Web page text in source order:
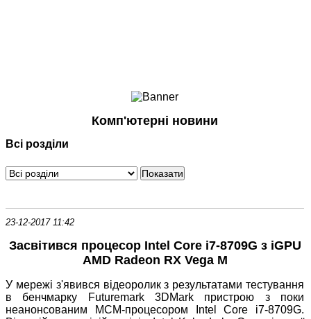
Смартфони
Периферія
Програмне забезпечення
Комп'ютерні новини
Всі розділи
23-12-2017 11:42
Засвітився процесор Intel Core i7-8709G з iGPU
AMD Radeon RX Vega M
У мережі з'явився відеоролик з результатами тестування
в бенчмарку Futuremark 3DMark пристрою з поки
неанонсованим MCM-процесором Intel Core i7-8709G.